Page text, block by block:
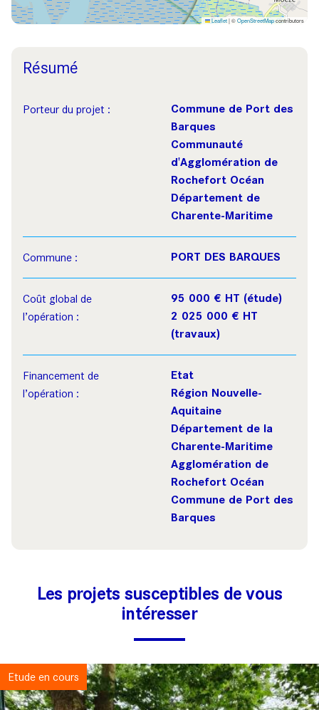
Leaflet|©OpenStreetMapcontributors
Résumé
Porteur du projet :
Commune de Port des
Barques
Communauté
d'Agglomération de
Rochefort Océan
Département de
Charente-Maritime
Commune : PORT DES BARQUES
Coût global de
l’opération :
95 000 € HT (étude)
2 025 000 € HT
(travaux)
Financement de
l’opération :
Etat
Région Nouvelle-
Aquitaine
Département de la
Charente-Maritime
Agglomération de
Rochefort Océan
Commune de Port des
Barques
Les projets susceptibles de vous
intéresser
Etude en cours